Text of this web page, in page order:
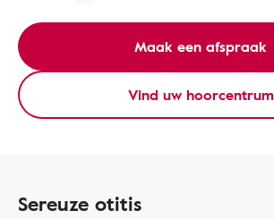
Maak een afspraak
Vind uw hoorcentrum
Sereuze otitis